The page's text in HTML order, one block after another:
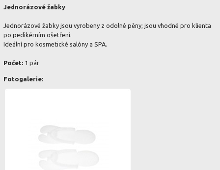
Jednorázové žabky
Jednorázové žabky jsou vyrobeny z odolné pěny; jsou vhodné pro klienta
po pedikérním ošetření.
Ideální pro kosmetické salóny a SPA.
Počet: 1 pár
Fotogalerie: